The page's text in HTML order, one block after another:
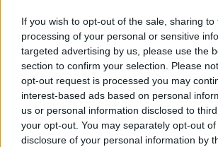
If you wish to opt-out of the sale, sharing
processing of your personal or sensitive
targeted advertising by us, please use the
section to confirm your selection. Please
opt-out request is processed you may
interest-based ads based on personal
us or personal information disclosed to
your opt-out. You may separately opt-out
disclosure of your personal information by
„folyékony halál” –
messziről ezt a